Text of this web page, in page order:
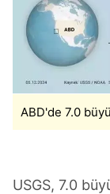
ABD'de 7.0
USGS, 7.0